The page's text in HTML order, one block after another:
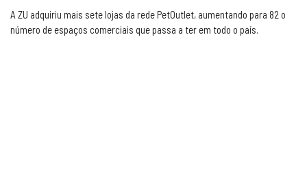
A ZU adquiriu mais sete lojas da rede PetOutlet, aumentando para 82 o
número de espaços comerciais que passa a ter em todo o país.